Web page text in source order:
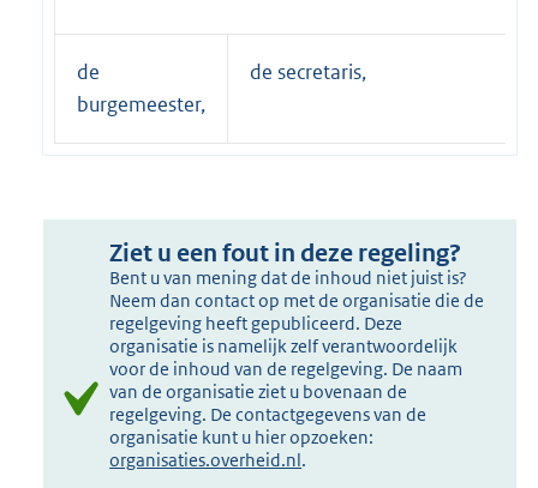
de
burgemeester,
de secretaris,
Ziet u een fout in deze regeling?
Bent u van mening dat de inhoud niet juist is?
Neem dan contact op met de organisatie die de
regelgeving heeft gepubliceerd. Deze
organisatie is namelijk zelf verantwoordelijk
voor de inhoud van de regelgeving. De naam
van de organisatie ziet u bovenaan de
regelgeving. De contactgegevens van de
organisatie kunt u hier opzoeken:
organisaties.overheid.nl.